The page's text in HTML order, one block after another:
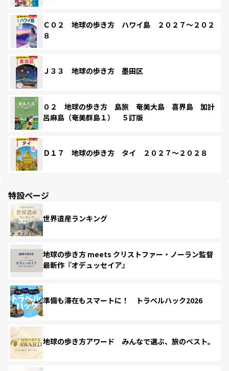
Ｃ０２ 地球の歩き方 ハワイ島 ２０２７～２０２
８
Ｊ３３ 地球の歩き方 墨田区
０２ 地球の歩き方 島旅 奄美大島 喜界島 加計
呂麻島（奄美群島１） ５訂版
Ｄ１７ 地球の歩き方 タイ ２０２７～２０２８
特設ページ
世界遺産ランキング
地球の歩き方 meets クリストファー・ノーラン監督
最新作『オデュッセイア』
準備も滞在もスマートに！ トラベルハック2026
地球の歩き方アワード みんなで選ぶ、旅のベスト。